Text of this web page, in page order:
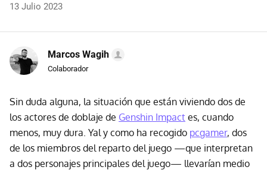
13 Julio 2023
Marcos Wagih
Colaborador
Sin duda alguna, la situación que están viviendo dos de
los actores de doblaje de Genshin Impact es, cuando
menos, muy dura. Yal y como ha recogido pcgamer, dos
de los miembros del reparto del juego —que interpretan
a dos personajes principales del juego— llevarían medio